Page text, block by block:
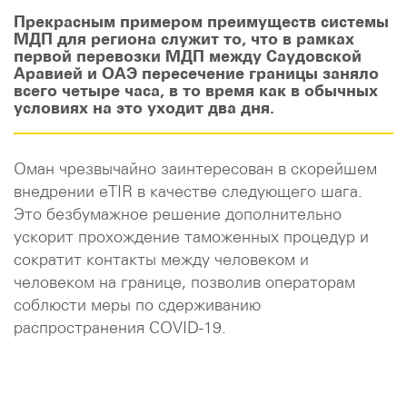
Прекрасным примером преимуществ системы
МДП для региона служит то, что в рамках
первой перевозки МДП между Саудовской
Аравией и ОАЭ пересечение границы заняло
всего четыре часа, в то время как в обычных
условиях на это уходит два дня.
Оман чрезвычайно заинтересован в скорейшем
внедрении eTIR в качестве следующего шага.
Это безбумажное решение дополнительно
ускорит прохождение таможенных процедур и
сократит контакты между человеком и
человеком на границе, позволив операторам
соблюсти меры по сдерживанию
распространения COVID-19.